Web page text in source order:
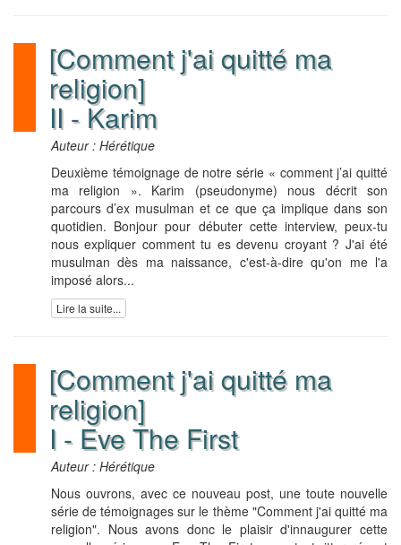
[Comment j'ai quitté ma
religion]
II - Karim
Auteur : Hérétique
Deuxième témoignage de notre série « comment j’ai quitté
ma religion ». Karim (pseudonyme) nous décrit son
parcours d’ex musulman et ce que ça implique dans son
quotidien. Bonjour pour débuter cette interview, peux-tu
nous expliquer comment tu es devenu croyant ? J'ai été
musulman dès ma naissance, c'est-à-dire qu'on me l'a
imposé alors...
Lire la suite...
[Comment j'ai quitté ma
religion]
I - Eve The First
Auteur : Hérétique
Nous ouvrons, avec ce nouveau post, une toute nouvelle
série de témoignages sur le thème "Comment j'ai quitté ma
religion". Nous avons donc le plaisir d'innaugurer cette